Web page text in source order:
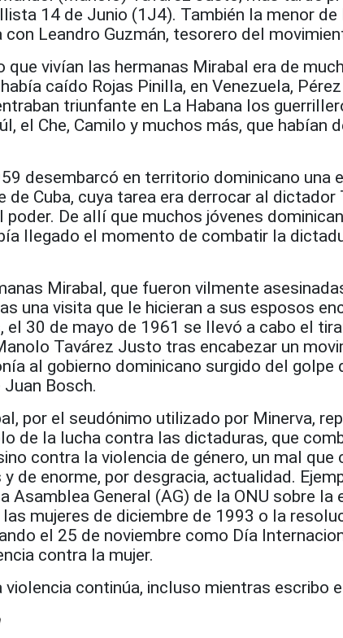
14 de Junio (1J4). También la menor de
con Leandro Guzmán, tesorero del
vivían las hermanas Mirabal era de
caído Rojas Pinilla, en Venezuela,
triunfante en La Habana los
el Che, Camilo y muchos más, que habían
desembarcó en territorio dominicano una
de Cuba, cuya tarea era derrocar al dictador
poder. De allí que muchos jóvenes
llegado el momento de combatir la
Mirabal, que fueron vilmente
una visita que le hicieran a sus esposos
el 30 de mayo de 1961 se llevó a cabo el
Tavárez Justo tras encabezar un
al gobierno dominicano surgido del golpe
Bosch.
por el seudónimo utilizado por Minerva,
de la lucha contra las dictaduras, que
contra la violencia de género, un mal que
de enorme, por desgracia, actualidad.
Asamblea General (AG) de la ONU sobre la
mujeres de diciembre de 1993 o la
el 25 de noviembre como Día
contra la mujer.
violencia continúa, incluso mientras escribo